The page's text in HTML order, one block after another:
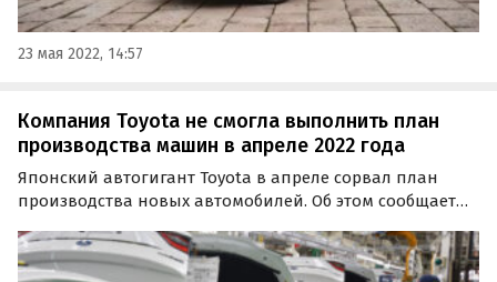
23 мая 2022, 14:57
Компания Toyota не смогла выполнить план
производства машин в апреле 2022 года
Японский автогигант Toyota в апреле сорвал план
производства новых автомобилей. Об этом сообщает
поставленный на апрель 2022 года целевой показатель
Toyota помешал глобальный дефицит компонентов,